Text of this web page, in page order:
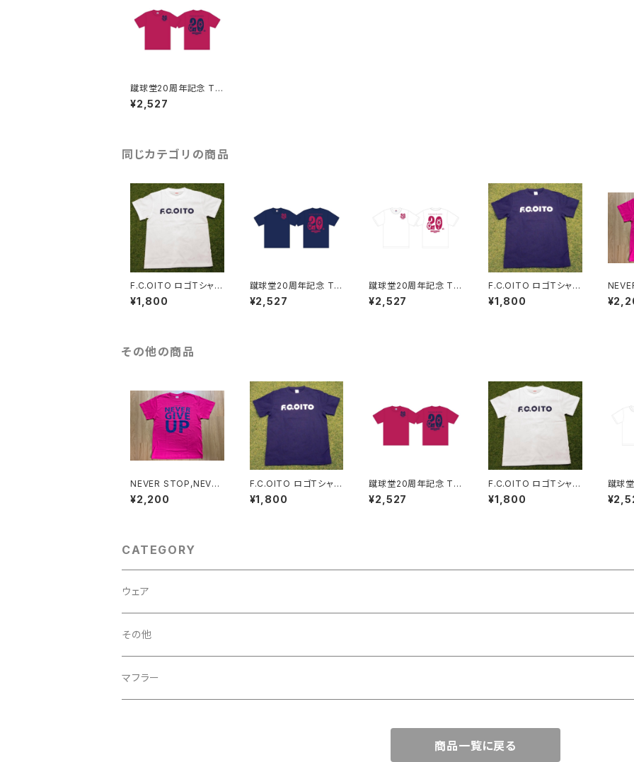
蹴球堂20周年記念 Tシ
ャツ(ピンク)
¥2,527
同じカテゴリの商品
F.C.OITO ロゴTシャツ
(白×紺)
¥1,800
蹴球堂20周年記念 Tシ
ャツ(紺)
¥2,527
蹴球堂20周年記念 Tシ
ャツ(白)
¥2,527
F.C.OITO ロゴTシャツ
(紺×白)
¥1,800
GIVE
ク）
その他の商品
NEVER STOP,NEVER
GIVE UP Tシャツ（ピン
ク）
¥2,200
F.C.OITO ロゴTシャツ
(紺×白)
¥1,800
蹴球堂20周年記念 Tシ
ャツ(ピンク)
¥2,527
F.C.OITO ロゴTシャツ
(白×紺)
¥1,800
蹴球
ャツ(
CATEGORY
ウェア
OCFC
ピンク
F.C.OITO
その他
マフラー
商品一覧に戻る